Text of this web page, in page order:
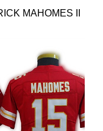
MAHOMES II